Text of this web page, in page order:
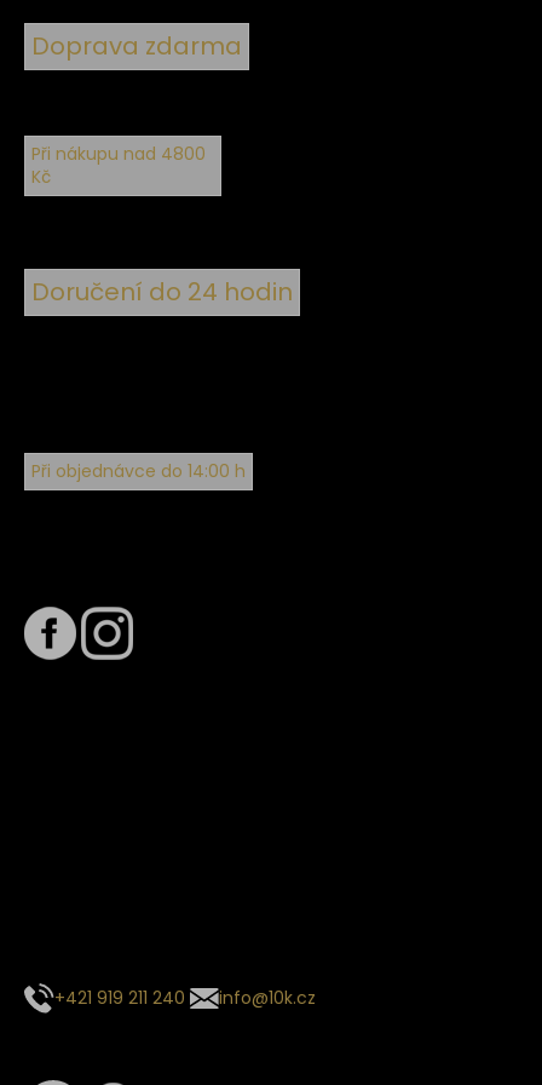
Doprava zdarma
Při nákupu nad 4800
Kč
Doručení do 24 hodin
Při objednávce do 14:00 h
+421 919 211 240 info@10k.cz